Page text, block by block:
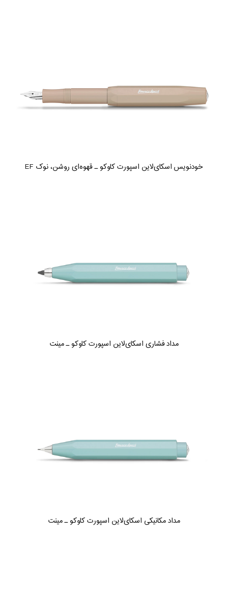
خودنویس اسکای‌لاین اسپورت کاوکو ـ قهوه‌ای روشن، نوک EF
مداد فشاری اسکای‌لاین اسپورت کاوکو ـ مینت
مداد مکانیکی اسکای‌لاین اسپورت کاوکو ـ مینت